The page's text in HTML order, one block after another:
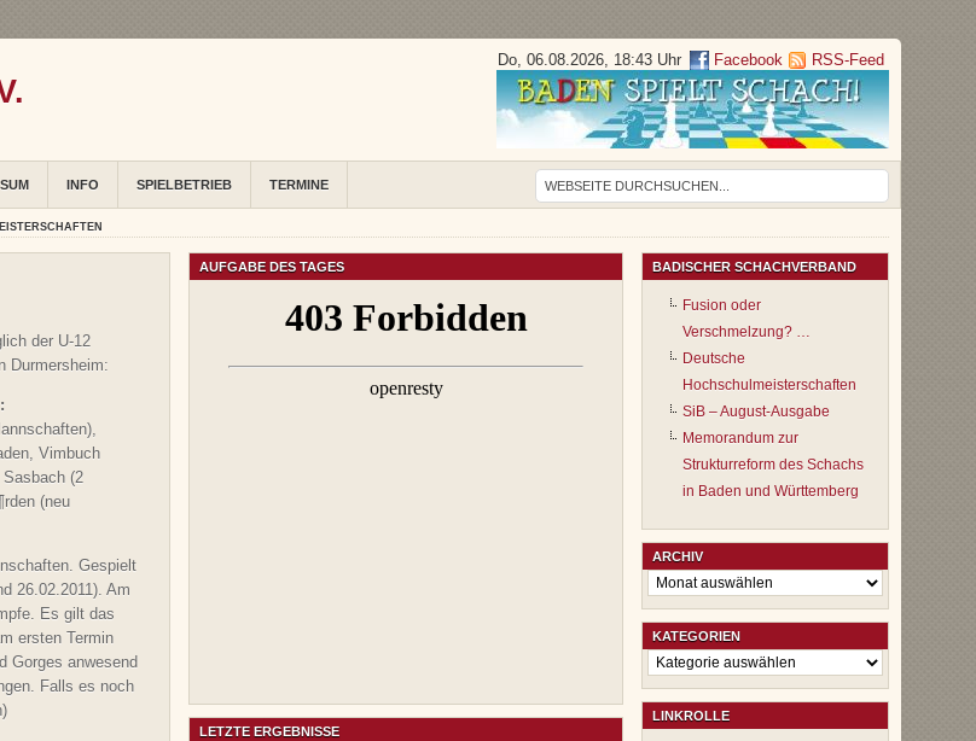
Do, 06.08.2026, 18:43 Uhr Facebook RSS-Feed
INFO SPIELBETRIEB TERMINE
der U-12
Durmersheim:
Vimbuch
(2
(neu
Gespielt
26.02.2011). Am
Es gilt das
ersten Termin
Gorges anwesend
Falls es noch
AUFGABE DES TAGES
LETZTE ERGEBNISSE
BADISCHER SCHACHVERBAND
Fusion oder
Verschmelzung? …
Deutsche
Hochschulmeisterschaften
SiB – August-Ausgabe
Memorandum zur
Strukturreform des Schachs
in Baden und Württemberg
ARCHIV
Archiv
KATEGORIEN
Kategorien
LINKROLLE